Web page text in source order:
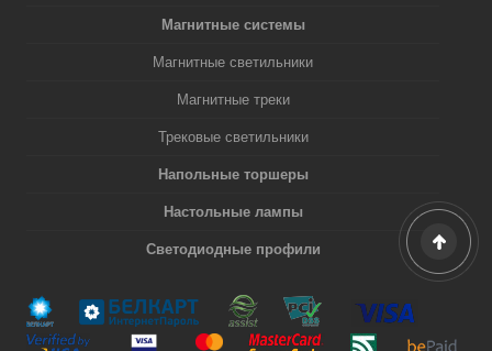
Магнитные системы
Магнитные светильники
Магнитные треки
Трековые светильники
Напольные торшеры
Настольные лампы
Светодиодные профили